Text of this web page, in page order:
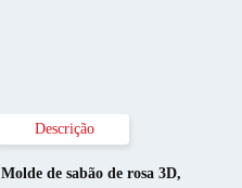
Descrição
Molde de sabão de rosa 3D,